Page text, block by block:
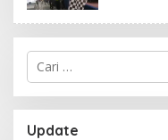
Cari
untuk:
Update